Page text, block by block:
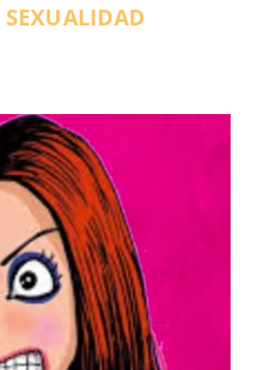
SEXUALIDAD